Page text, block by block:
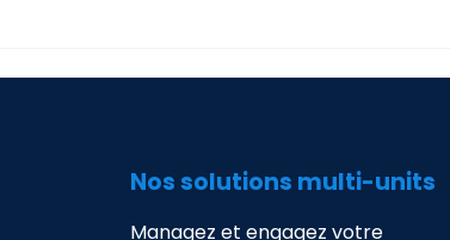
Nos solutions multi-units
Managez et engagez votre